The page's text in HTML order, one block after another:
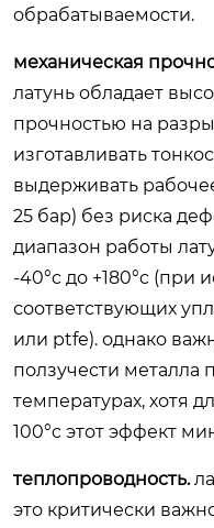
обрабатываемости.
механическая
латунь обладает
прочностью на
изготавливать
выдерживать
25 бар) без риска
диапазон работы
-40°c до +180°c (при
соответствующих
или ptfe). однако
ползучести металла
температурах, хотя
100°c этот эффект
теплопроводность.
это критически